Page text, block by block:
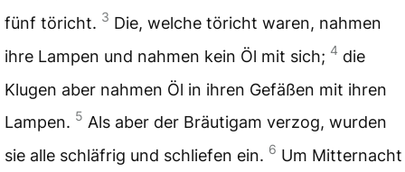
fünf töricht. 3 Die, welche töricht waren, nahmen
ihre Lampen und nahmen kein Öl mit sich; 4 die
Klugen aber nahmen Öl in ihren Gefäßen mit ihren
Lampen. 5 Als aber der Bräutigam verzog, wurden
sie alle schläfrig und schliefen ein. 6 Um Mitternacht